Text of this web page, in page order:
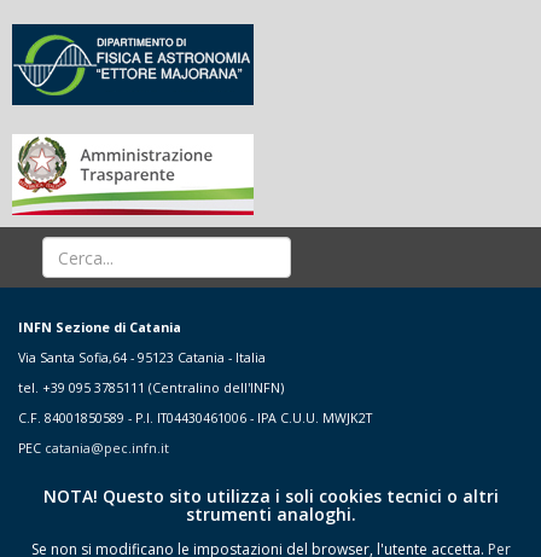
INFN Sezione di Catania
Via Santa Sofia,64 - 95123 Catania - Italia
tel. +39 095 3785111 (Centralino dell'INFN)
C.F. 84001850589 - P.I. IT04430461006 - IPA C.U.U. MWJK2T
PEC catania@pec.infn.it
NOTA! Questo sito utilizza i soli cookies tecnici o altri
strumenti analoghi.
Se non si modificano le impostazioni del browser, l'utente accetta. Per